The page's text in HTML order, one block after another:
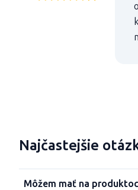
Najčastejšie
Môžem mať na